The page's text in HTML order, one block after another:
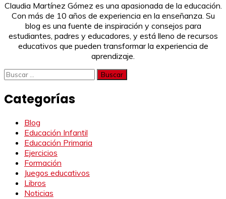
Claudia Martínez Gómez es una apasionada de la educación.
Con más de 10 años de experiencia en la enseñanza. Su
blog es una fuente de inspiración y consejos para
estudiantes, padres y educadores, y está lleno de recursos
educativos que pueden transformar la experiencia de
aprendizaje.
Buscar:
Categorías
Blog
Educación Infantil
Educación Primaria
Ejercicios
Formación
Juegos educativos
Libros
Noticias